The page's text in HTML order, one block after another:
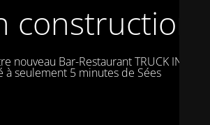
construction
nouveau Bar-Restaurant TRUCK IN à
à seulement 5 minutes de Sées